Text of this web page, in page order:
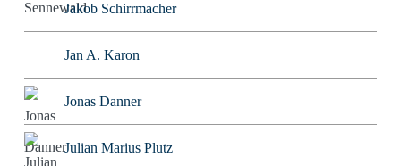
Jakob Schirrmacher
Jan A. Karon
Jonas Danner
Julian Marius Plutz